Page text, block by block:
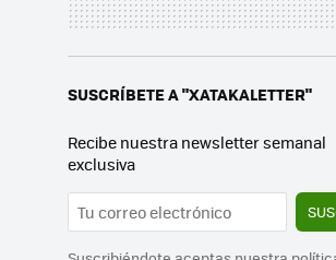
SUSCRÍBETE A "XATAKALETTER"
Recibe nuestra newsletter semanal
exclusiva